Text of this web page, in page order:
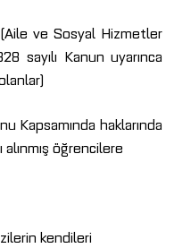
ve Sosyal Hizmetler
sayılı Kanun uyarınca
Kapsamında haklarında
alınmış öğrencilere
kendileri